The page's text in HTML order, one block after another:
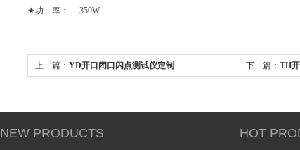
★功 率： 350W
上一篇： YD开口闭口闪点测试仪定制 下一篇： TH
NEW PRODUCTS HOT